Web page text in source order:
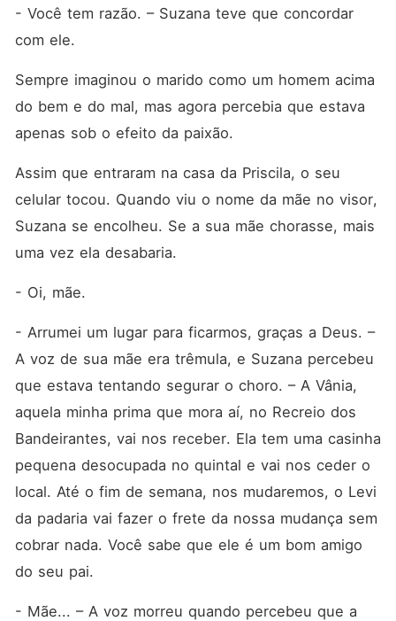
- Você tem razão. – Suzana teve que concordar
com ele.
Sempre imaginou o marido como um homem acima
do bem e do mal, mas agora percebia que estava
apenas sob o efeito da paixão.
Assim que entraram na casa da Priscila, o seu
celular tocou. Quando viu o nome da mãe no visor,
Suzana se encolheu. Se a sua mãe chorasse, mais
uma vez ela desabaria.
- Oi, mãe.
- Arrumei um lugar para ficarmos, graças a Deus. –
A voz de sua mãe era trêmula, e Suzana percebeu
que estava tentando segurar o choro. – A Vânia,
aquela minha prima que mora aí, no Recreio dos
Bandeirantes, vai nos receber. Ela tem uma casinha
pequena desocupada no quintal e vai nos ceder o
local. Até o fim de semana, nos mudaremos, o Levi
da padaria vai fazer o frete da nossa mudança sem
cobrar nada. Você sabe que ele é um bom amigo
do seu pai.
- Mãe... – A voz morreu quando percebeu que a